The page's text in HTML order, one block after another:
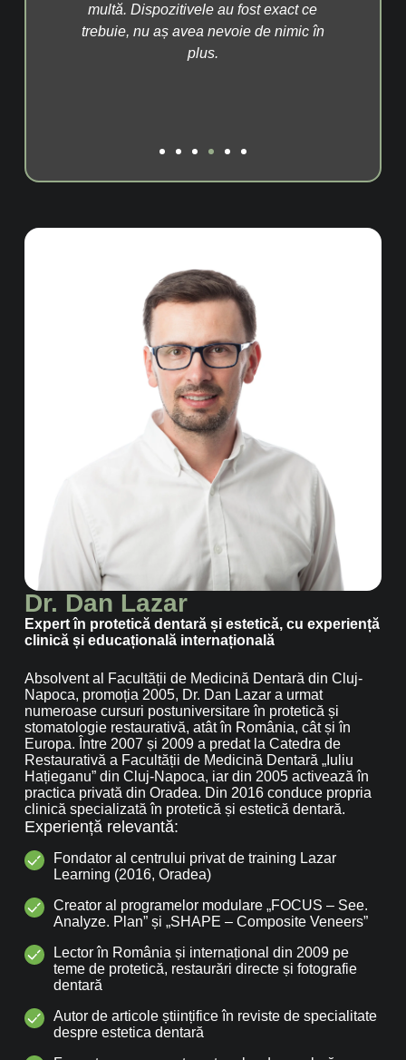
multă. Dispozitivele au fost exact ce
trebuie, nu aș avea nevoie de nimic în
plus.
Dr. Dan Lazar
Expert în protetică dentară și estetică, cu experiență
clinică și educațională internațională
Absolvent al Facultății de Medicină Dentară din Cluj-
Napoca, promoția 2005, Dr. Dan Lazar a urmat
numeroase cursuri postuniversitare în protetică și
stomatologie restaurativă, atât în România, cât și în
Europa. Între 2007 și 2009 a predat la Catedra de
Restaurativă a Facultății de Medicină Dentară „Iuliu
Hațieganu” din Cluj-Napoca, iar din 2005 activează în
practica privată din Oradea. Din 2016 conduce propria
clinică specializată în protetică și estetică dentară.
Experiență relevantă:
Fondator al centrului privat de training Lazar
Learning (2016, Oradea)
Creator al programelor modulare „FOCUS – See.
Analyze. Plan” și „SHAPE – Composite Veneers”
Lector în România și internațional din 2009 pe
teme de protetică, restaurări directe și fotografie
dentară
Autor de articole științifice în reviste de specialitate
despre estetica dentară